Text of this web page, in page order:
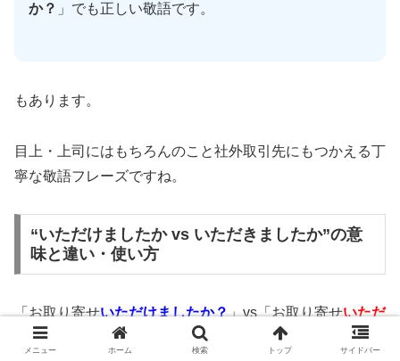
か？ 」でも正しい敬語です。
もあります。
目上・上司にはもちろんのこと社外取引先にもつかえる丁
寧な敬語フレーズですね。
“いただけましたか vs いただきましたか”の意
味と違い・使い方
「お取り寄せいただけましたか？」vs「お取り寄せいただ
きましたか？
」の意味と違い。
メニュー ホーム 検索 トップ サイドバー